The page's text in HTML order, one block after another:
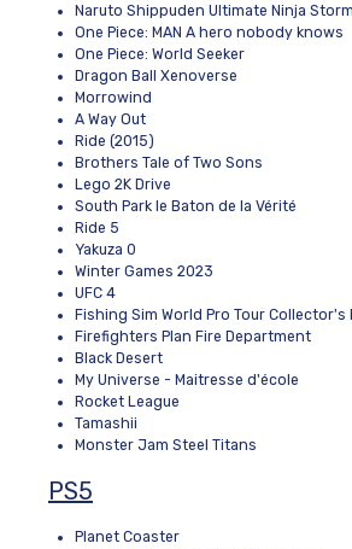
Naruto Shippuden Ultimate Ninja
One Piece: MAN A hero nobody knows
One Piece: World Seeker
Dragon Ball Xenoverse
Morrowind
A Way Out
Ride (2015)
Brothers Tale of Two Sons
Lego 2K Drive
South Park le Baton de la Vérité
Ride 5
Yakuza 0
Winter Games 2023
UFC 4
Fishing Sim World Pro Tour Collector's
Firefighters Plan Fire Department
Black Desert
My Universe - Maitresse d'école
Rocket League
Tamashii
Monster Jam Steel Titans
PS5
Planet Coaster